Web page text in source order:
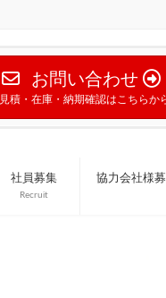
お問い合わせ
見積・在庫・納期確認はこちらか
社員募集
Recruit
協力会社様